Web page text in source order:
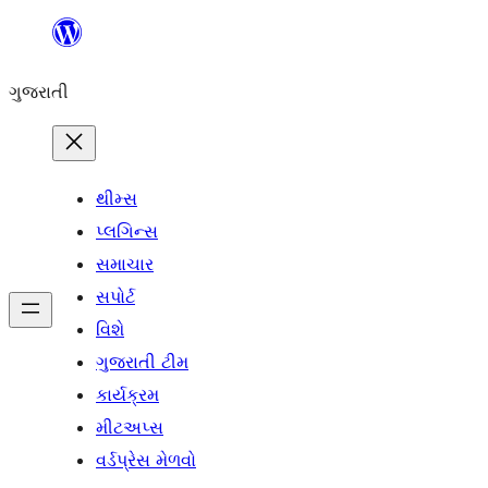
કંટેન્ટ(લખાણ)
જાઓ
ગુજરાતી
થીમ્સ
પ્લગિન્સ
સમાચાર
સપોર્ટ
વિશે
ગુજરાતી ટીમ
કાર્યક્રમ
મીટઅપ્સ
વર્ડપ્રેસ મેળવો